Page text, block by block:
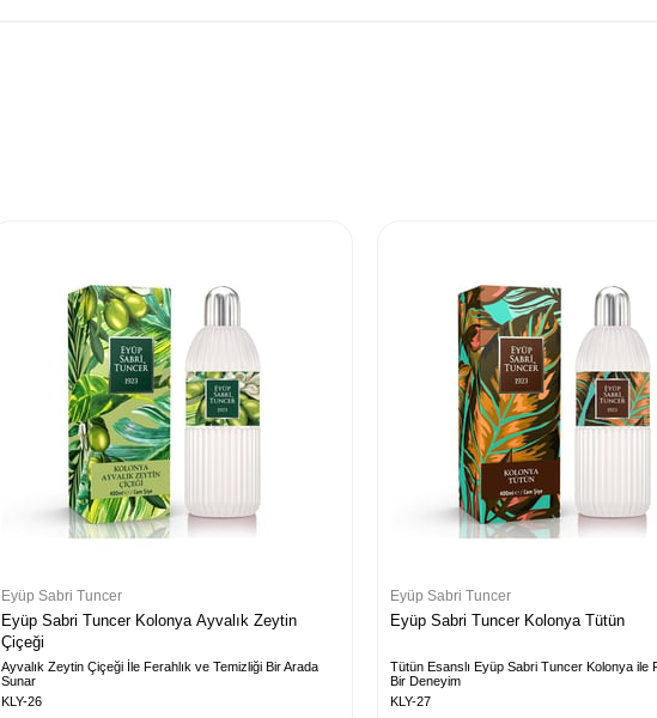
Eyüp Sabri Tuncer
Eyüp Sabri Tuncer Kolonya Ayvalık Zeytin
Çiçeği
Ayvalık Zeytin Çiçeği İle Ferahlık ve Temizliği Bir Arada
Sunar
KLY-26
Eyüp Sabri Tuncer
Eyüp Sabri Tuncer Kolonya Tütün
Tütün Esanslı Eyüp Sabri Tuncer Kolonya ile
Bir Deneyim
KLY-27